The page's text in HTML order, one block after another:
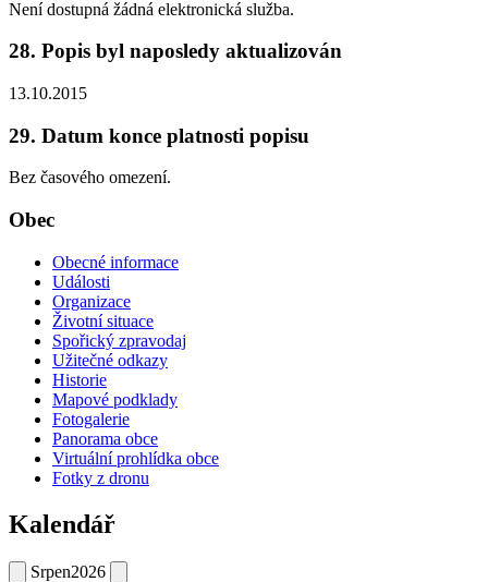
Není dostupná žádná elektronická služba.
28. Popis byl naposledy aktualizován
13.10.2015
29. Datum konce platnosti popisu
Bez časového omezení.
Obec
Obecné informace
Události
Organizace
Životní situace
Spořický zpravodaj
Užitečné odkazy
Historie
Mapové podklady
Fotogalerie
Panorama obce
Virtuální prohlídka obce
Fotky z dronu
Kalendář
Srpen2026